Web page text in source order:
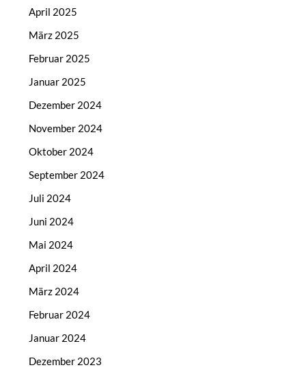
April 2025
März 2025
Februar 2025
Januar 2025
Dezember 2024
November 2024
Oktober 2024
September 2024
Juli 2024
Juni 2024
Mai 2024
April 2024
März 2024
Februar 2024
Januar 2024
Dezember 2023